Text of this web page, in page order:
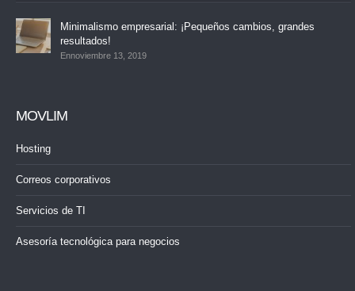
Minimalismo empresarial: ¡Pequeños cambios, grandes
resultados!
Ennoviembre 13, 2019
MOVLIM
Hosting
Correos corporativos
Servicios de TI
Asesoría tecnológica para negocios